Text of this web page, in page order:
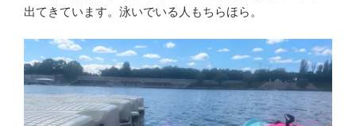
出てきています。泳いでいる人もちらほら。